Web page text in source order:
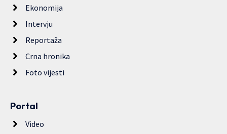
Ekonomija
Intervju
Reportaža
Crna hronika
Foto vijesti
Portal
Video